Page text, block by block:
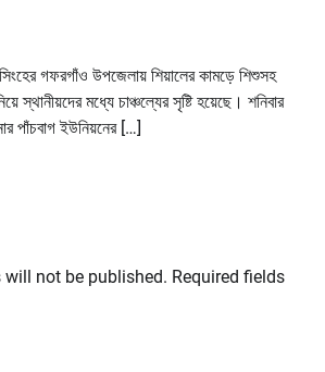
গফরগাঁও উপজেলায় শিয়ালের কামড়ে শিশুসহ
মধ্যে চাঞ্চল্যের সৃষ্টি হয়েছে। শনিবার
পাঁচবাগ ইউনিয়নের […]
will not be published. Required fields